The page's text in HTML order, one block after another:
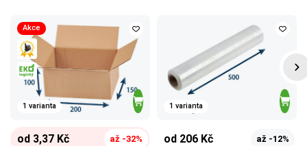
Akce
1 varianta
od 3,37 Kč až -32%
1 varianta
od 206 Kč až -12%